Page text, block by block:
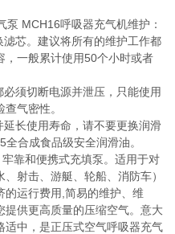
MCH16呼吸器充气机维护：
芯。建议将所有的维护工作都
，一般累计使用50个小时或者
须切断电源并泄压，只能使用
气密性。
长使用寿命，请不要更换润滑
合成食品级安全润滑油。
靠和便携式充填泵。适用于对
射击、游艇、轮船、消防车）
的运行费用,简易的维护、维
供更高质量的压缩空气。意大
适中，是正压式空气呼吸器充气